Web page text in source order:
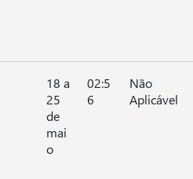
18 a
25
de
mai
o
02:5
6
Não
Aplicável